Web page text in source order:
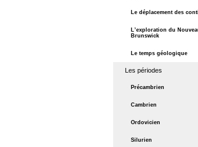
Le déplacement des
L’exploration du
Brunswick
Le temps géologique
Les périodes
Précambrien
Cambrien
Ordovicien
Silurien